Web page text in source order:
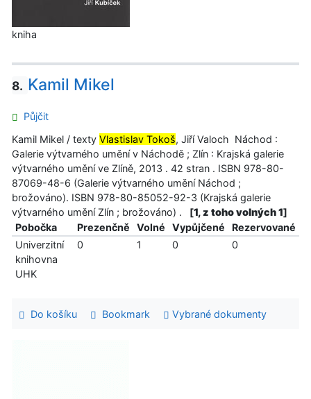
kniha
8. Kamil Mikel
Půjčit
Kamil Mikel / texty Vlastislav Tokoš, Jiří Valoch Náchod :
Galerie výtvarného umění v Náchodě ; Zlín : Krajská galerie
výtvarného umění ve Zlíně, 2013 . 42 stran . ISBN 978-80-
87069-48-6 (Galerie výtvarného umění Náchod ;
brožováno). ISBN 978-80-85052-92-3 (Krajská galerie
výtvarného umění Zlín ; brožováno) .
[1, z toho volných 1]
Pobočka
Prezenčně Volné Vypůjčené
Rezervované
Univerzitní
knihovna
UHK
0 1 0 0
Do košíku Bookmark Vybrané dokumenty